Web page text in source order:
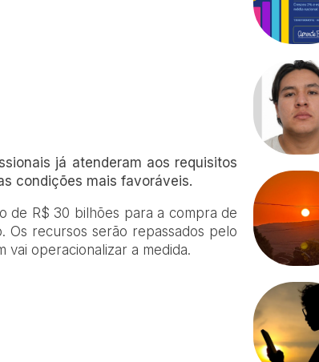
já atenderam aos requisitos
condições mais favoráveis.
de R$ 30 bilhões para a compra de
Os recursos serão repassados pelo
vai operacionalizar a medida.